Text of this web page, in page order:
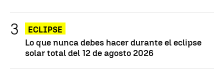
ECLIPSE
Lo que nunca debes hacer durante el eclipse
solar total del 12 de agosto 2026